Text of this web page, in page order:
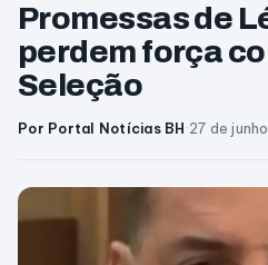
Promessas de
perdem força
Seleção
Por Portal Notícias BH·27 de